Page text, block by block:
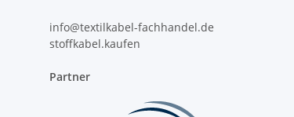
info@textilkabel-fachhandel.de
stoffkabel.kaufen
Partner